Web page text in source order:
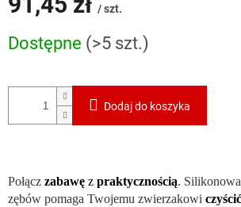
/ szt.
jednostkowa:
Dostępne (>5 szt.)
Dodaj do koszyka
Połącz zabawę z praktycznością.
zębów pomaga Twojemu zwierzakowi